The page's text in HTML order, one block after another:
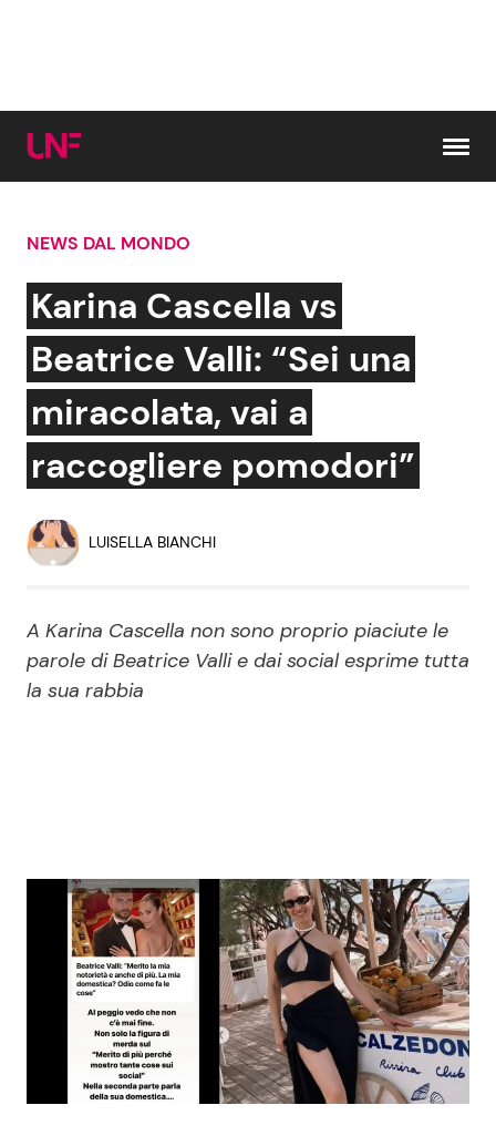
Cerca:
News e Cronaca
Attualità Italiana
Economia
Politica
Gossip e TV
Bellezze VIP
Coppie VIP
Reality e Talent
News Musica
News Spettacolo
Benessere Cucina e Ricette
Consigli di Cucina
NEWS DAL MONDO
Karina Cascella vs
Beatrice Valli: “Sei una
miracolata, vai a
raccogliere pomodori”
LUISELLA BIANCHI
A Karina Cascella non sono proprio piaciute le
parole di Beatrice Valli e dai social esprime tutta
la sua rabbia